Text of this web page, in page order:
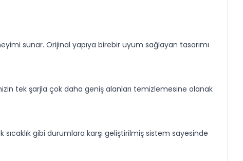
sunar. Orijinal yapıya birebir uyum sağlayan tasarımı
tek şarjla çok daha geniş alanları temizlemesine olanak
sıcaklık gibi durumlara karşı geliştirilmiş sistem sayesinde